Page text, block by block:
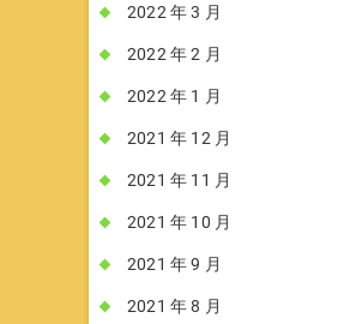
2022 年 3 月
2022 年 2 月
2022 年 1 月
2021 年 12 月
2021 年 11 月
2021 年 10 月
2021 年 9 月
2021 年 8 月